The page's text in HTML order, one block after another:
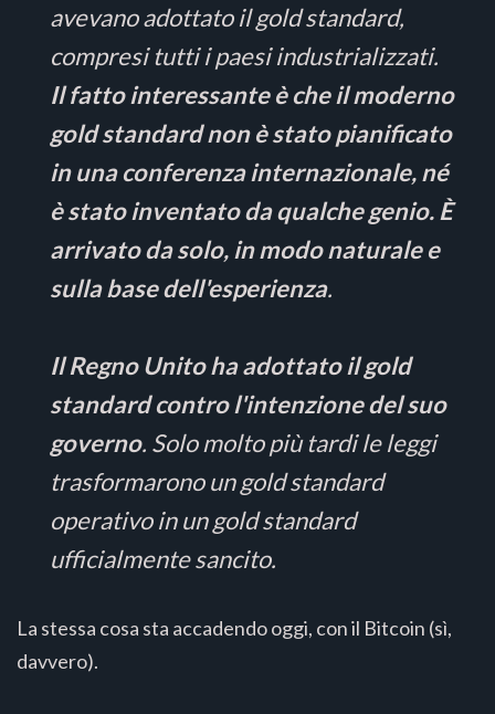
avevano adottato il gold standard,
compresi tutti i paesi industrializzati.
Il fatto interessante è che il moderno
gold standard non è stato pianificato
in una conferenza internazionale, né
è stato inventato da qualche genio. È
arrivato da solo, in modo naturale e
sulla base dell'esperienza.
Il Regno Unito ha adottato il gold
standard contro l'intenzione del suo
governo. Solo molto più tardi le leggi
trasformarono un gold standard
operativo in un gold standard
ufficialmente sancito.
La stessa cosa sta accadendo oggi, con il Bitcoin (sì,
davvero).